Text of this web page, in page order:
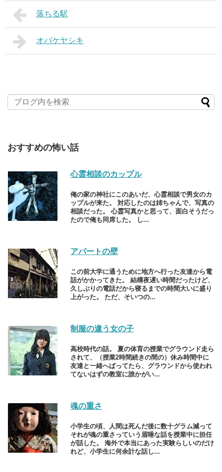
落ちる駅
オバケヤシキ
おすすめの怖い話
心霊相談のカップル
俺の家の神社にこのあいだ、心霊相談で男女のカ
ップルが来た。 対応したのは姉ちゃんで、写真の
相談だった。 心霊写真かと思って、面白そうだっ
たので俺も同席した。 し...
アパートの壁
この前大学に通うために地方へ行った友達から電
話がかかってきた。 結構夜遅い時間だったけど、
久しぶりの電話だから寝るまでの時間大いに盛り
上がった。 ただ、そいつの...
制服の違う女の子
高校時代の話。 夏の体育の授業でグラウンド走ら
されて、（授業2時間続きの間の）休み時間中に
友達と一緒へばってたら、グラウンドから使われ
てないはずの教室に誰かがい...
魂の重さ
小学生の頃、人間は死んだ後に数十グラム減って
それが魂の重さっていう眉唾な話を授業中に担任
が話した。 海外で本当にあった実験らしいのだけ
れど、小学生に何余計な話し...